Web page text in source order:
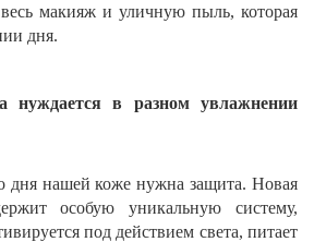
макияж и уличную пыль, которая
дня.
в разном увлажнении
дня нашей коже нужна защита. Новая
особую уникальную систему,
под действием света, питает